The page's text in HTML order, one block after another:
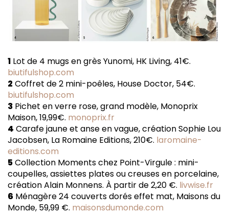
1 Lot de 4 mugs en grès Yunomi, HK Living, 41€.
biutifulshop.com
2 Coffret de 2 mini-poêles, House Doctor, 54€.
biutifulshop.com
3 Pichet en verre rose, grand modèle, Monoprix
Maison, 19,99€. monoprix.fr
4 Carafe jaune et anse en vague, création Sophie Lou
Jacobsen, La Romaine Editions, 210€. laromaine-
editions.com
5Collection Moments chez Point-Virgule : mini-
coupelles, assiettes plates ou creuses en porcelaine,
création Alain Monnens. À partir de 2,20 €. livwise.fr
6 Ménagère 24 couverts dorés effet mat, Maisons du
Monde, 59,99 €. maisonsdumonde.com